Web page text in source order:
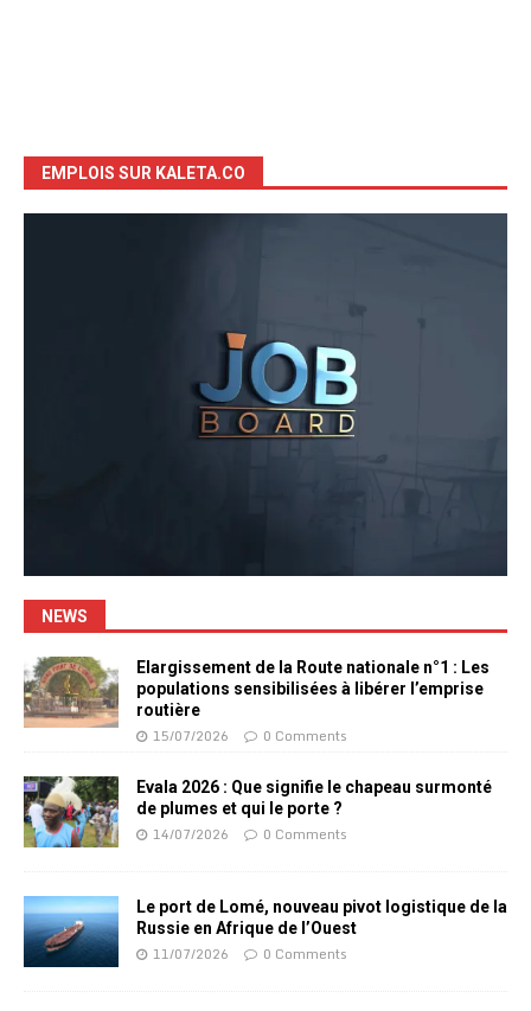
EMPLOIS SUR KALETA.CO
NEWS
Elargissement de la Route nationale n°1 : Les
populations sensibilisées à libérer l’emprise
routière
15/07/2026 0 Comments
Evala 2026 : Que signifie le chapeau surmonté
de plumes et qui le porte ?
14/07/2026 0 Comments
Le port de Lomé, nouveau pivot logistique de la
Russie en Afrique de l’Ouest
11/07/2026 0 Comments